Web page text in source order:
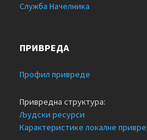
Служба Начелника
ПРИВРЕДА
Профил привреде
Привредна структура:
Људски ресурси
Карактеристике локалне